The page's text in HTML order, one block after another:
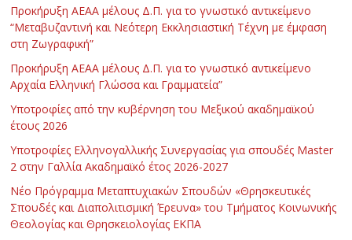
Προκήρυξη ΑΕΑΑ μέλους Δ.Π. για το γνωστικό αντικείμενο
“Μεταβυζαντινή και Νεότερη Εκκλησιαστική Τέχνη με έμφαση
στη Ζωγραφική”
Προκήρυξη ΑΕΑΑ μέλους Δ.Π. για το γνωστικό αντικείμενο
Αρχαία Ελληνική Γλώσσα και Γραμματεία”
Υποτροφίες από την κυβέρνηση του Μεξικού ακαδημαϊκού
έτους 2026
Υποτροφίες Ελληνογαλλικής Συνεργασίας για σπουδές Master
2 στην Γαλλία Ακαδημαϊκό έτος 2026-2027
Νέο Πρόγραμμα Μεταπτυχιακών Σπουδών «Θρησκευτικές
Σπουδές και Διαπολιτισμική Έρευνα» του Τμήματος Κοινωνικής
Θεολογίας και Θρησκειολογίας ΕΚΠΑ